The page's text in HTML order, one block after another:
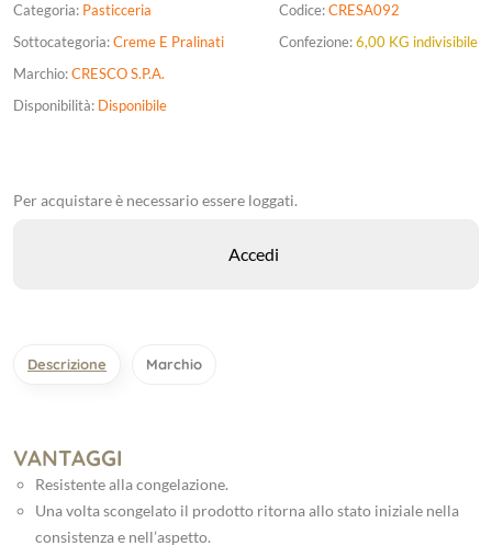
Categoria: Pasticceria
Sottocategoria:Creme E Pralinati
Marchio:CRESCO S.P.A.
Disponibilità: Disponibile
Codice:CRESA092
Confezione:6,00 KG indivisibile
Per acquistare è necessario essere loggati.
Descrizione Marchio
VANTAGGI
Resistente alla congelazione.
Una volta scongelato il prodotto ritorna allo stato iniziale nella
consistenza e nell’aspetto.